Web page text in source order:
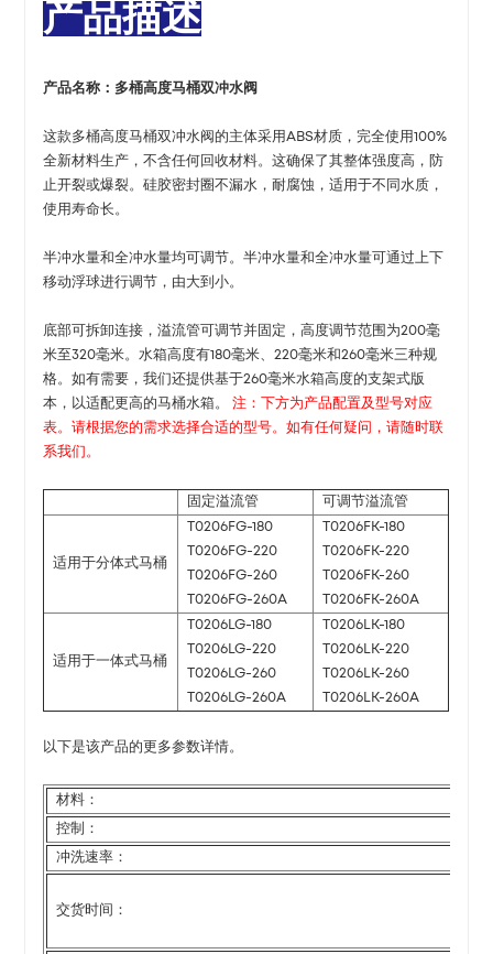
产品描述
产品名称： 多桶高度马桶双冲水阀
这款多桶高度马桶双冲水阀的主体采用ABS材质，完全使用100%
全新材料生产，不含任何回收材料。这确保了其整体强度高，防
止开裂或爆裂。硅胶密封圈不漏水，耐腐蚀，适用于不同水质，
使用寿命长。
半冲水量和全冲水量均可调节。半冲水量和全冲水量可通过上下
移动浮球进行调节，由大到小。
底部可拆卸连接，溢流管可调节并固定，高度调节范围为200毫
米至320毫米。水箱高度有180毫米、220毫米和260毫米三种规
格。如有需要，我们还提供基于260毫米水箱高度的支架式版
本，以适配更高的马桶水箱。注：下方为产品配置及型号对应
表。请根据您的需求选择合适的型号。如有任何疑问，请随时联
系我们。
固定溢流管 可调节溢流管
适用于分体式马桶
T0206FG-180
T0206FG-220
T0206FG-260
T0206FG-260A
T0206FK-180
T0206FK-220
T0206FK-260
T0206FK-260A
适用于一体式马桶
T0206LG-180
T0206LG-220
T0206LG-260
T0206LG-260A
T0206LK-180
T0206LK-220
T0206LK-260
T0206LK-260A
以下是该产品的更多参数详情。
材料：
控制：
冲洗速率：
交货时间：